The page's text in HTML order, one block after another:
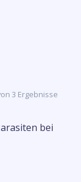
3 Ergebnisse
bei